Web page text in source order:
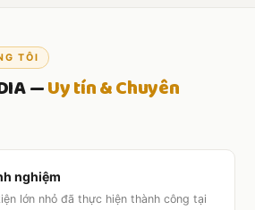
TÔI
—Uy tín & Chuyên
nghiệm
lớn nhỏ đã thực hiện thành công tại